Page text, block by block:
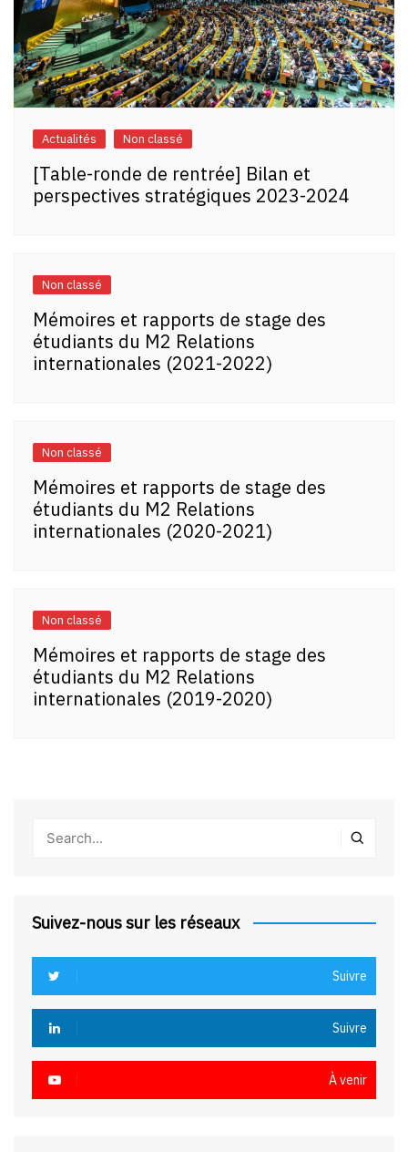
Actualités Non classé
[Table-ronde de rentrée] Bilan et
perspectives stratégiques 2023-2024
Non classé
Mémoires et rapports de stage des
étudiants du M2 Relations
internationales (2021-2022)
Non classé
Mémoires et rapports de stage des
étudiants du M2 Relations
internationales (2020-2021)
Non classé
Mémoires et rapports de stage des
étudiants du M2 Relations
internationales (2019-2020)
Suivez-nous sur les réseaux
Suivre
Suivre
À venir